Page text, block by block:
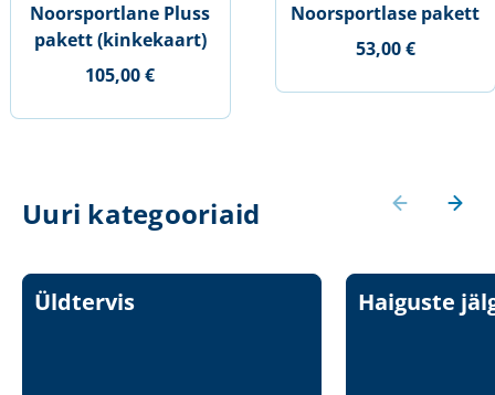
Noorsportlane Pluss
pakett (kinkekaart)
105,00 €
Noorsportlase pakett
53,00 €
Uuri kategooriaid
Üldtervis Haiguste